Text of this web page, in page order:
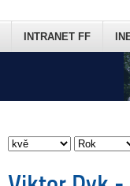
INTRANET FF